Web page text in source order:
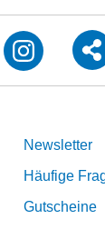
Newsletter
Häufige
Gutscheine